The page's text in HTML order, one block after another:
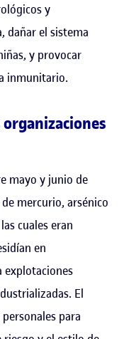
y
dañar el sistema
y provocar
inmunitario.
mayo y junio de
mercurio, arsénico
cuales eran
en
explotaciones
El
para